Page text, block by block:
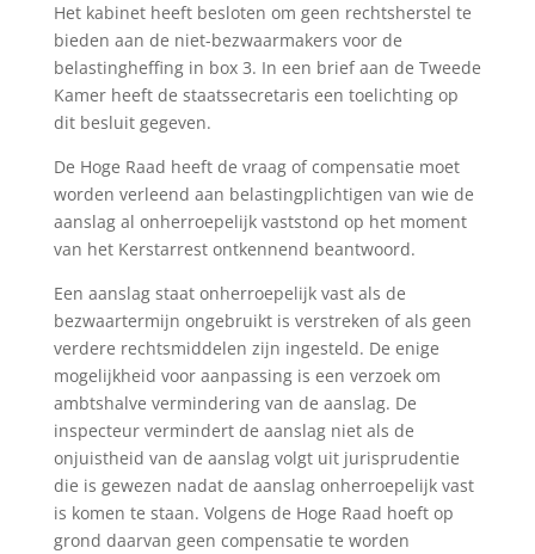
Het kabinet heeft besloten om geen rechtsherstel te
bieden aan de niet-bezwaarmakers voor de
belastingheffing in box 3. In een brief aan de Tweede
Kamer heeft de staatssecretaris een toelichting op
dit besluit gegeven.
De Hoge Raad heeft de vraag of compensatie moet
worden verleend aan belastingplichtigen van wie de
aanslag al onherroepelijk vaststond op het moment
van het Kerstarrest ontkennend beantwoord.
Een aanslag staat onherroepelijk vast als de
bezwaartermijn ongebruikt is verstreken of als geen
verdere rechtsmiddelen zijn ingesteld. De enige
mogelijkheid voor aanpassing is een verzoek om
ambtshalve vermindering van de aanslag. De
inspecteur vermindert de aanslag niet als de
onjuistheid van de aanslag volgt uit jurisprudentie
die is gewezen nadat de aanslag onherroepelijk vast
is komen te staan. Volgens de Hoge Raad hoeft op
grond daarvan geen compensatie te worden